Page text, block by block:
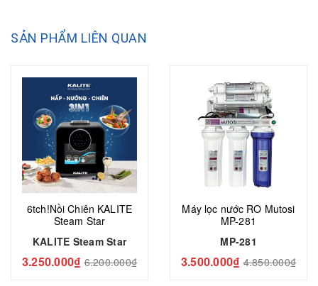
SẢN PHẨM LIÊN QUAN
6tch!Nồi Chiên KALITE
Steam Star
KALITE Steam Star
3.250.000₫ 6.200.000₫
Máy lọc nước RO Mutosi
MP-281
MP-281
3.500.000₫ 4.850.000₫